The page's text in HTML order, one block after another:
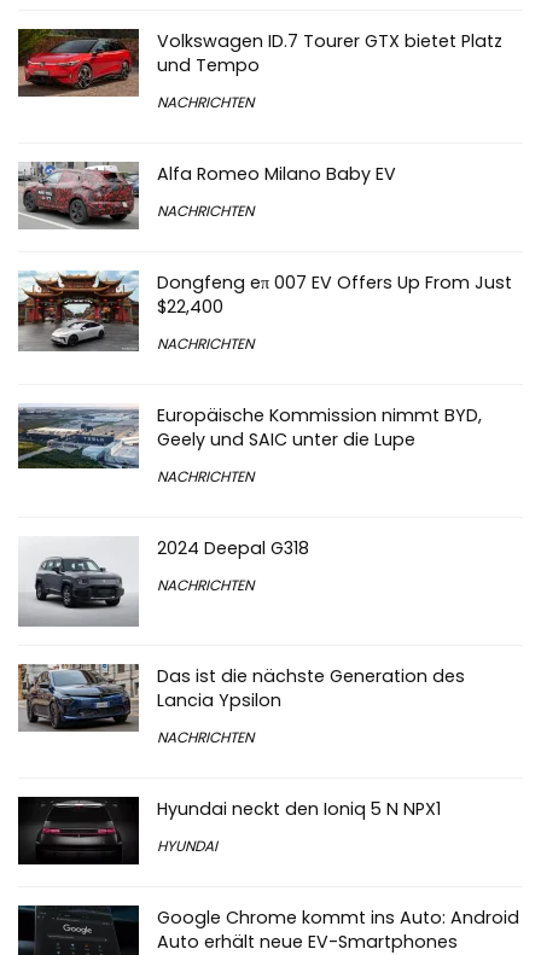
Volkswagen ID.7 Tourer GTX bietet Platz
und Tempo
NACHRICHTEN
Alfa Romeo Milano Baby EV
NACHRICHTEN
Dongfeng eπ 007 EV Offers Up From Just
$22,400
NACHRICHTEN
Europäische Kommission nimmt BYD,
Geely und SAIC unter die Lupe
NACHRICHTEN
2024 Deepal G318
NACHRICHTEN
Das ist die nächste Generation des
Lancia Ypsilon
NACHRICHTEN
Hyundai neckt den Ioniq 5 N NPX1
HYUNDAI
Google Chrome kommt ins Auto: Android
Auto erhält neue EV-Smartphones